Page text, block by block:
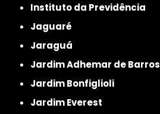
Instituto da Previdência
Jaguaré
Jaraguá
Jardim Adhemar de Barros
Jardim Bonfiglioli
Jardim Everest